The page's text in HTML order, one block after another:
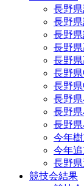
長野
長野
長野
長野
長野
長野
長野
長野
長野
長野
今年
今年
長野
競技会結果